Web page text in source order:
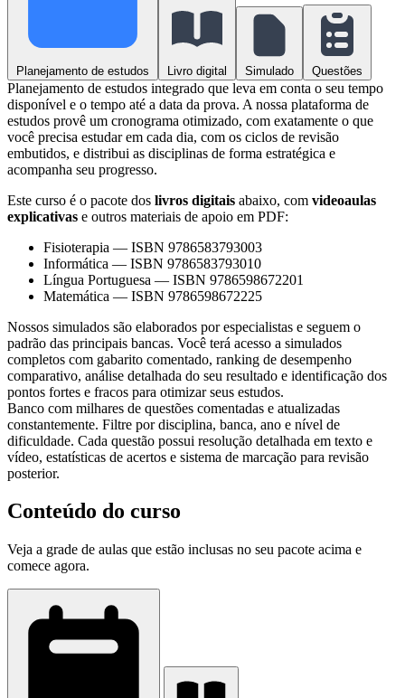
Planejamento de estudos Livro digital Simulado Questões
Planejamento de estudos integrado que leva em conta o seu tempo
disponível e o tempo até a data da prova. A nossa plataforma de
estudos provê um cronograma otimizado, com exatamente o que
você precisa estudar em cada dia, com os ciclos de revisão
embutidos, e distribui as disciplinas de forma estratégica e
acompanha seu progresso.
Este curso é o pacote dos livros digitais abaixo, com videoaulas
explicativas e outros materiais de apoio em PDF:
Fisioterapia — ISBN 9786583793003
Informática — ISBN 9786583793010
Língua Portuguesa — ISBN 9786598672201
Matemática — ISBN 9786598672225
Nossos simulados são elaborados por especialistas e seguem o
padrão das principais bancas. Você terá acesso a simulados
completos com gabarito comentado, ranking de desempenho
comparativo, análise detalhada do seu resultado e identificação dos
pontos fortes e fracos para otimizar seus estudos.
Banco com milhares de questões comentadas e atualizadas
constantemente. Filtre por disciplina, banca, ano e nível de
dificuldade. Cada questão possui resolução detalhada em texto e
vídeo, estatísticas de acertos e sistema de marcação para revisão
posterior.
Conteúdo do curso
Veja a grade de aulas que estão inclusas no seu pacote acima e
comece agora.